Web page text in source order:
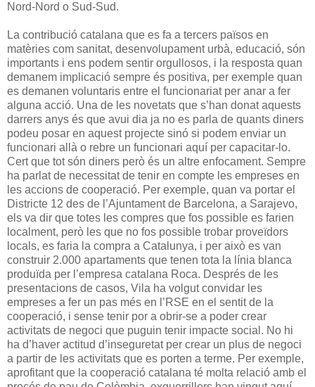
Nord-Nord o Sud-Sud.
La contribució catalana que es fa a tercers països en
matèries com sanitat, desenvolupament urbà, educació, són
importants i ens podem sentir orgullosos, i la resposta quan
demanem implicació sempre és positiva, per exemple quan
es demanen voluntaris entre el funcionariat per anar a fer
alguna acció. Una de les novetats que s’han donat aquests
darrers anys és que avui dia ja no es parla de quants diners
podeu posar en aquest projecte sinó si podem enviar un
funcionari allà o rebre un funcionari aquí per capacitar-lo.
Cert que tot són diners però és un altre enfocament. Sempre
ha parlat de necessitat de tenir en compte les empreses en
les accions de cooperació. Per exemple, quan va portar el
Districte 12 des de l’Ajuntament de Barcelona, a Sarajevo,
els va dir que totes les compres que fos possible es farien
localment, però les que no fos possible trobar proveïdors
locals, es faria la compra a Catalunya, i per això es van
construir 2.000 apartaments que tenen tota la línia blanca
produïda per l’empresa catalana Roca. Després de les
presentacions de casos, Vila ha volgut convidar les
empreses a fer un pas més en l’RSE en el sentit de la
cooperació, i sense tenir por a obrir-se a poder crear
activitats de negoci que puguin tenir impacte social. No hi
ha d’haver actitud d’inseguretat per crear un plus de negoci
a partir de les activitats que es porten a terme. Per exemple,
aprofitant que la cooperació catalana té molta relació amb el